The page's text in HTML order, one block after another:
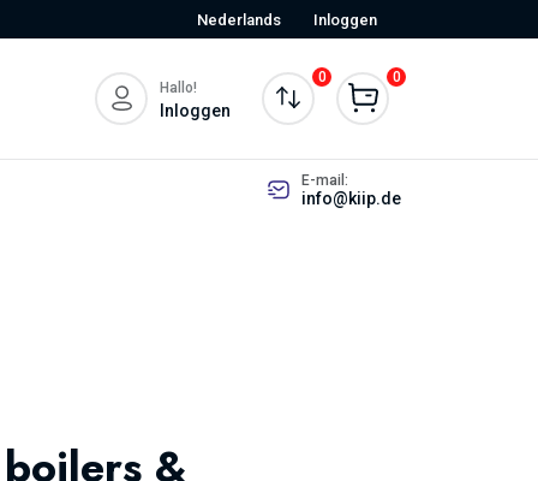
Nederlands Inloggen
Hallo!
Inloggen
0 0
E-mail:
info@kiip.de
&